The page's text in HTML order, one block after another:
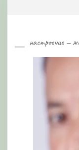
настроение —